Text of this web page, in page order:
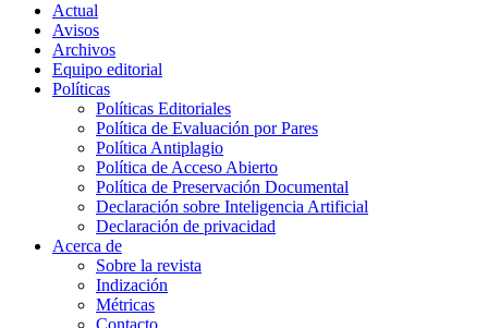
Actual
Avisos
Archivos
Equipo editorial
Políticas
Políticas Editoriales
Política de Evaluación por Pares
Política Antiplagio
Política de Acceso Abierto
Política de Preservación Documental
Declaración sobre Inteligencia Artificial
Declaración de privacidad
Acerca de
Sobre la revista
Indización
Métricas
Contacto